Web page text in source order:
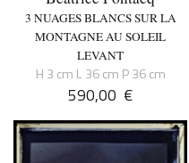
3 NUAGES BLANCS SUR LA
MONTAGNE AU SOLEIL
LEVANT
H 3 cm L 36 cm P 36 cm
590,00 €